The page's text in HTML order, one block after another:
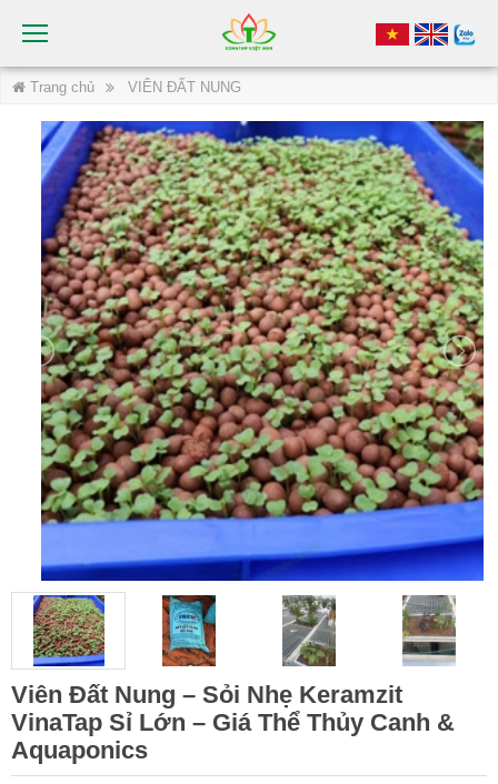
Trang chủ VIÊN ĐẤT NUNG
Viên Đất Nung – Sỏi Nhẹ Keramzit
VinaTap Sỉ Lớn – Giá Thể Thủy Canh &
Aquaponics